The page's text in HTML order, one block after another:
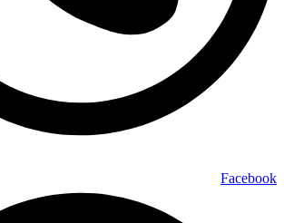
Facebook